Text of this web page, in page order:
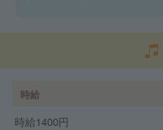
時給
時給1400円